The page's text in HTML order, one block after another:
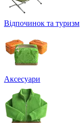
Відпочинок та туризм
Аксесуари